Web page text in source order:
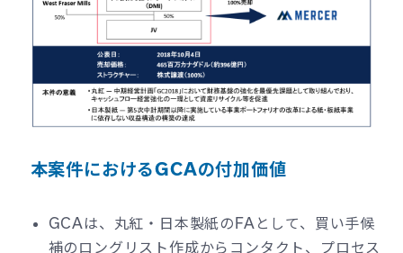
本案件におけるGCAの付加価値
GCAは、丸紅・日本製紙のFAとして、買い手候
補のロングリスト作成からコンタクト、プロセス